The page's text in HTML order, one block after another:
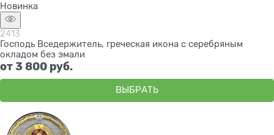
Новинка
2413
Господь Вседержитель, греческая икона с серебряным
окладом без эмали
от3 800 руб.
ВЫБРАТЬ